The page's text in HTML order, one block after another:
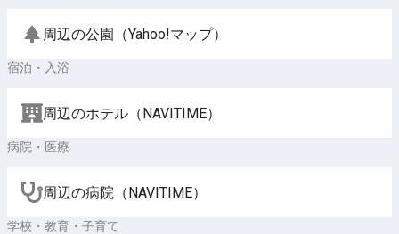
周辺の公園（Yahoo!マップ）
宿泊・入浴
周辺のホテル（NAVITIME）
病院・医療
周辺の病院（NAVITIME）
学校・教育・子育て